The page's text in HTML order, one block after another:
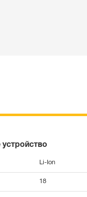
Li-Ion
18